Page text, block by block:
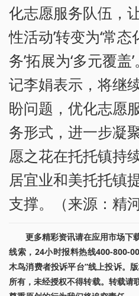
化志愿服务队伍，
性活动’转变为‘常态
务’拓展为‘多元覆盖
记李娟表示，将继
盼问题，优化志愿
务形式，进一步凝
愿之花在托托镇持
居宜业和美托托镇
支撑。（来源：精
更多精彩资讯请在应用市场下
线索，24小时报料热线400-800-
木鸟消费者投诉平台”线上投诉。
所有，未经授权不得转载。转载